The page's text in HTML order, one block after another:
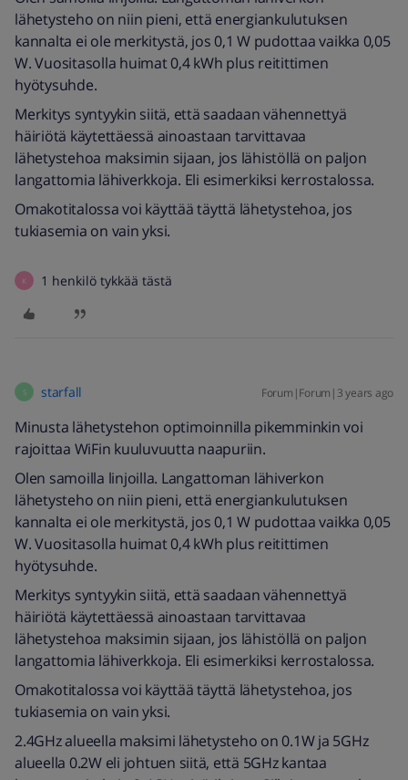
lähetysteho on niin pieni, että energiankulutuksen
kannalta ei ole merkitystä, jos 0,1 W pudottaa vaikka 0,05
W. Vuositasolla huimat 0,4 kWh plus reitittimen
hyötysuhde.
Merkitys syntyykin siitä, että saadaan vähennettyä
häiriötä käytettäessä ainoastaan tarvittavaa
lähetystehoa maksimin sijaan, jos lähistöllä on paljon
langattomia lähiverkkoja. Eli esimerkiksi kerrostalossa.
Omakotitalossa voi käyttää täyttä lähetystehoa, jos
tukiasemia on vain yksi.
K 1 henkilö tykkää tästä
S starfall Forum|Forum|3 years ago
Minusta lähetystehon optimoinnilla pikemminkin voi
rajoittaa WiFin kuuluvuutta naapuriin.
Olen samoilla linjoilla. Langattoman lähiverkon
lähetysteho on niin pieni, että energiankulutuksen
kannalta ei ole merkitystä, jos 0,1 W pudottaa vaikka 0,05
W. Vuositasolla huimat 0,4 kWh plus reitittimen
hyötysuhde.
Merkitys syntyykin siitä, että saadaan vähennettyä
häiriötä käytettäessä ainoastaan tarvittavaa
lähetystehoa maksimin sijaan, jos lähistöllä on paljon
langattomia lähiverkkoja. Eli esimerkiksi kerrostalossa.
Omakotitalossa voi käyttää täyttä lähetystehoa, jos
tukiasemia on vain yksi.
2.4GHz alueella maksimi lähetysteho on 0.1W ja 5GHz
alueella 0.2W eli johtuen siitä, että 5GHz kantaa